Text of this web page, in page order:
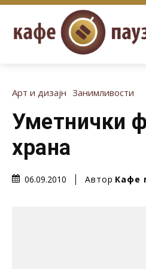
Арт и дизајн Занимливости
Уметнички
храна
06.09.2010 Автор Кафе